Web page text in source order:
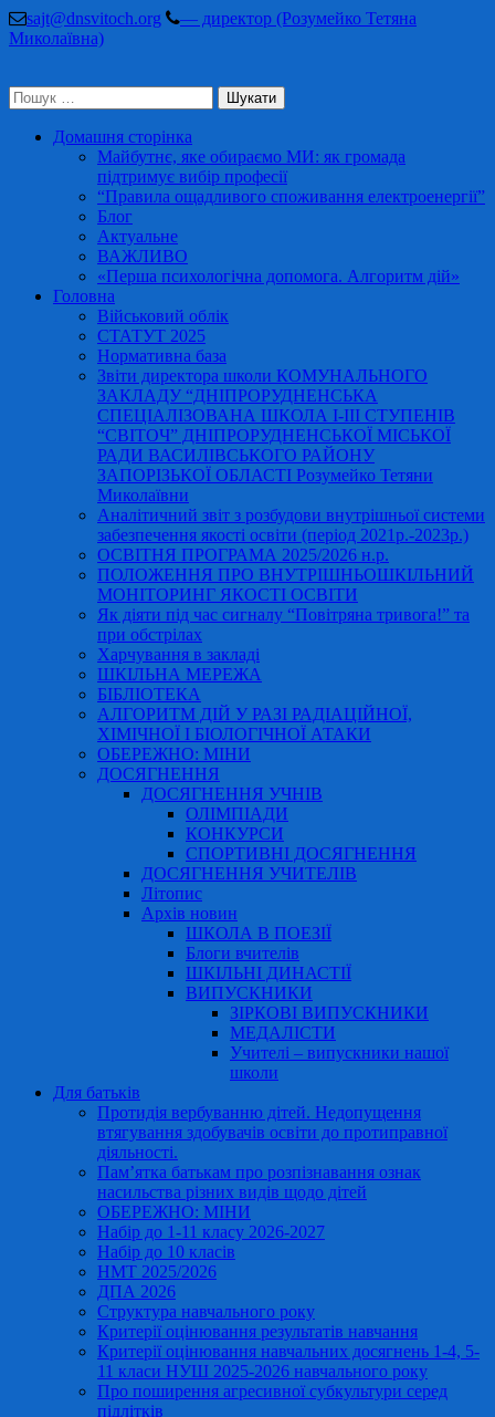
Перейти
до
Enter)
sajt@dnsvitoch.org
— директор (Розумейко Тетяна
Миколаївна)
Пошук:
Домашня сторінка
Майбутнє, яке обираємо МИ: як громада
підтримує вибір професії
“Правила ощадливого споживання електроенергії”
Блог
Актуальне
ВАЖЛИВО
«Перша психологічна допомога. Алгоритм дій»
Головна
Військовий облік
СТАТУТ 2025
Нормативна база
Звіти директора школи КОМУНАЛЬНОГО
ЗАКЛАДУ “ДНІПРОРУДНЕНСЬКА
СПЕЦІАЛІЗОВАНА ШКОЛА І-ІІІ СТУПЕНІВ
“СВІТОЧ” ДНІПРОРУДНЕНСЬКОЇ МІСЬКОЇ
РАДИ ВАСИЛІВСЬКОГО РАЙОНУ
ЗАПОРІЗЬКОЇ ОБЛАСТІ Розумейко Тетяни
Миколаївни
Аналітичний звіт з розбудови внутрішньої системи
забезпечення якості освіти (період 2021р.-2023р.)
ОСВІТНЯ ПРОГРАМА 2025/2026 н.р.
ПОЛОЖЕННЯ ПРО ВНУТРІШНЬОШКІЛЬНИЙ
МОНІТОРИНГ ЯКОСТІ ОСВІТИ
Як діяти під час сигналу “Повітряна тривога!” та
при обстрілах
Харчування в закладі
ШКІЛЬНА МЕРЕЖА
БІБЛІОТЕКА
АЛГОРИТМ ДІЙ У РАЗІ РАДІАЦІЙНОЇ,
ХІМІЧНОЇ І БІОЛОГІЧНОЇ АТАКИ
ОБЕРЕЖНО: МІНИ
ДОСЯГНЕННЯ
ДОСЯГНЕННЯ УЧНІВ
ОЛІМПІАДИ
КОНКУРСИ
СПОРТИВНІ ДОСЯГНЕННЯ
ДОСЯГНЕННЯ УЧИТЕЛІВ
Літопис
Архів новин
ШКОЛА В ПОЕЗІЇ
Блоги вчителів
ШКІЛЬНІ ДИНАСТІЇ
ВИПУСКНИКИ
ЗІРКОВІ ВИПУСКНИКИ
МЕДАЛІСТИ
Учителі – випускники нашої
школи
Для батьків
Протидія вербуванню дітей. Недопущення
втягування здобувачів освіти до протиправної
діяльності.
Пам’ятка батькам про розпізнавання ознак
насильства різних видів щодо дітей
ОБЕРЕЖНО: МІНИ
Набір до 1-11 класу 2026-2027
Набір до 10 класів
НМТ 2025/2026
ДПА 2026
Структура навчального року
Критерії оцінювання результатів навчання
Критерії оцінювання навчальних досягнень 1-4, 5-
11 класи НУШ 2025-2026 навчального року
Про поширення агресивної субкультури серед
підлітків